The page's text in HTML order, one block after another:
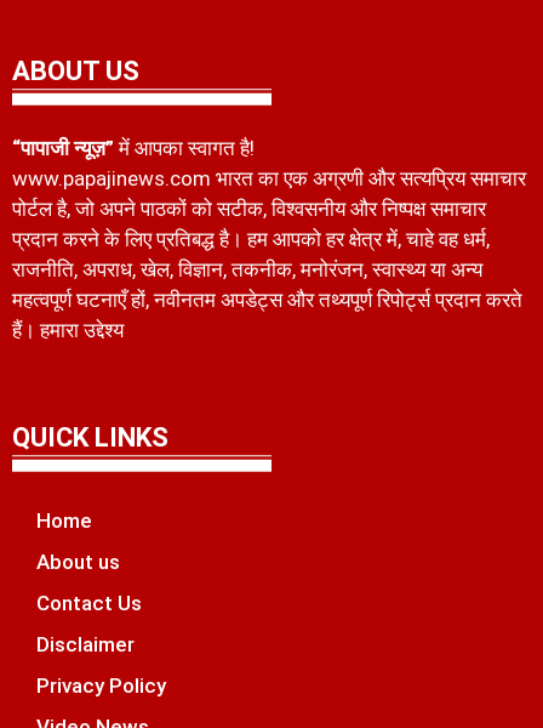
ABOUT US
“पापाजी न्यूज़” में आपका स्वागत है!
www.papajinews.com भारत का एक अग्रणी और सत्यप्रिय समाचार
पोर्टल है, जो अपने पाठकों को सटीक, विश्वसनीय और निष्पक्ष समाचार
प्रदान करने के लिए प्रतिबद्ध है। हम आपको हर क्षेत्र में, चाहे वह धर्म,
राजनीति, अपराध, खेल, विज्ञान, तकनीक, मनोरंजन, स्वास्थ्य या अन्य
महत्वपूर्ण घटनाएँ हों, नवीनतम अपडेट्स और तथ्यपूर्ण रिपोर्ट्स प्रदान करते
हैं। हमारा उद्देश्य
QUICK LINKS
Home
About us
Contact Us
Disclaimer
Privacy Policy